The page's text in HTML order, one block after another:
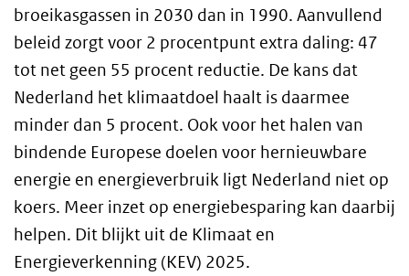
broeikasgassen in 2030 dan in 1990. Aanvullend
beleid zorgt voor 2 procentpunt extra daling: 47
tot net geen 55 procent reductie. De kans dat
Nederland het klimaatdoel haalt is daarmee
minder dan 5 procent. Ook voor het halen van
bindende Europese doelen voor hernieuwbare
energie en energieverbruik ligt Nederland niet op
koers. Meer inzet op energiebesparing kan daarbij
helpen. Dit blijkt uit de Klimaat en
Energieverkenning (KEV) 2025.